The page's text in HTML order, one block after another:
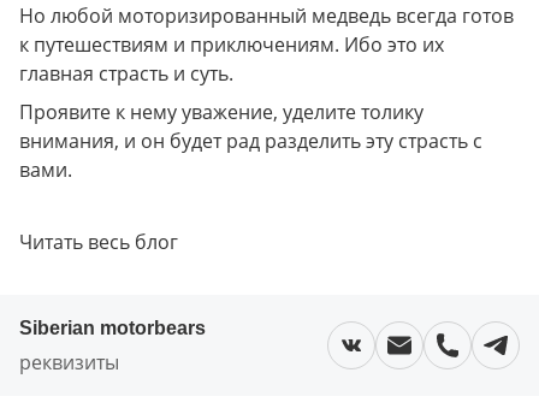
Но любой моторизированный медведь всегда готов
к путешествиям и приключениям. Ибо это их
главная страсть и суть.
Проявите к нему уважение, уделите толику
внимания, и он будет рад разделить эту страсть с
вами.
Читать весь блог
Siberian motorbears
реквизиты